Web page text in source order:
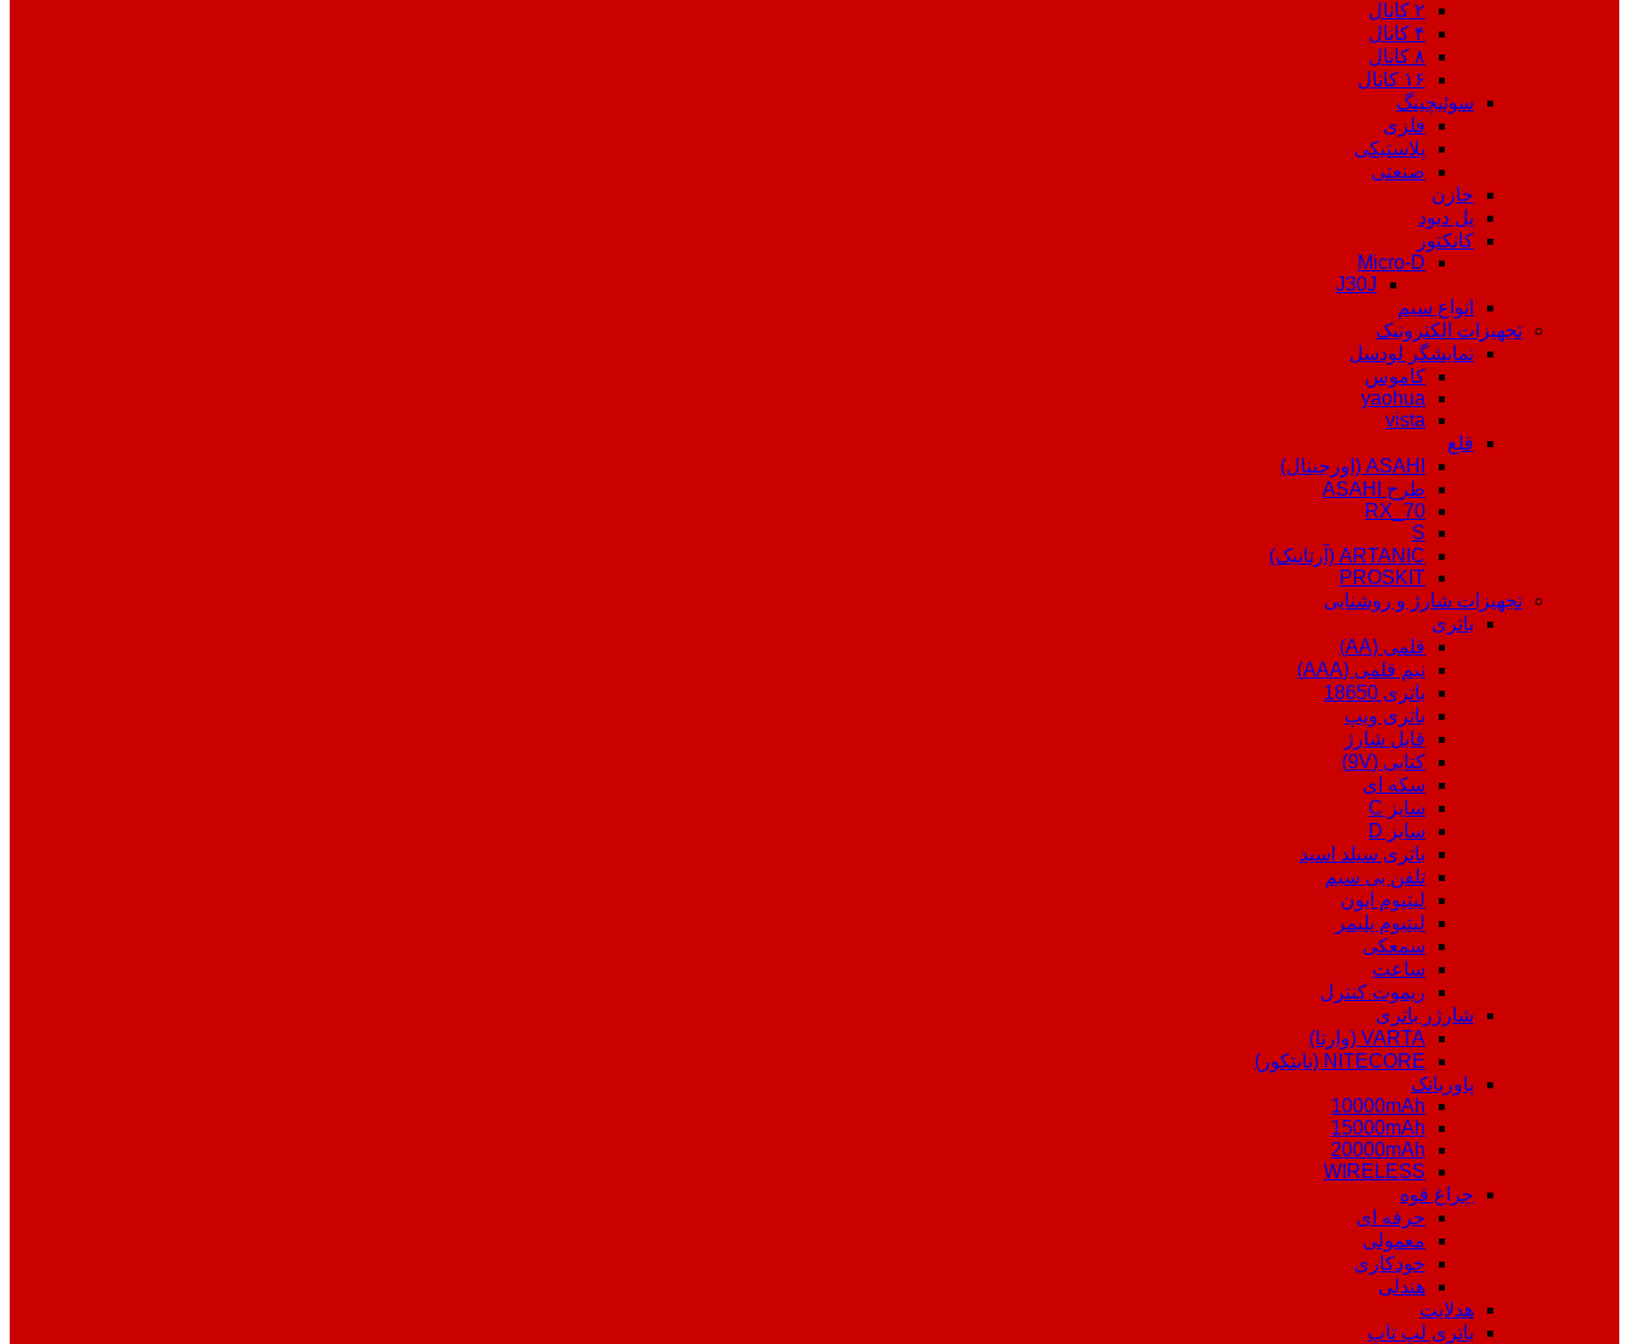
۲ کانال
۴ کانال
۸ کانال
۱۶ کانال
سوئیچینگ
فلزی
پلاستیکی
صنعتی
خازن
پل دیود
کانکتور
Micro-D
J30J
انواع سیم
تجهیزات الکترونیک
نمایشگر لودسل
کاموس
yaohua
vista
قلع
ASAHI (اورجینال)
طرح ASAHI
RX_70
S
ARTANIC (آرتانیک)
PROSKIT
تجهیزات شارژ و روشنایی
باتری
قلمی (AA)
نیم قلمی (AAA)
باتری 18650
باتری ویپ
قابل شارژ
کتابی (9V)
سکه ای
سایز C
سایز D
باتری سیلد اسید
تلفن بی سیم
لیتیوم ایون
لیتیوم پلیمر
سمعکی
ساعت
ریموت کنترل
شارژر باتری
VARTA (وارتا)
NITECORE (نایتکور)
پاوربانک
10000mAh
15000mAh
20000mAh
WIRELESS
چراغ قوه
حرفه ای
معمولی
خودکاری
هندلی
هدلایت
باتری لپ تاپ